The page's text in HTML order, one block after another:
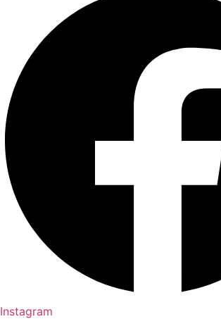
Instagram